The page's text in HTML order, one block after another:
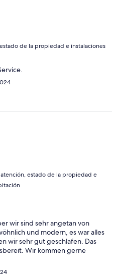
de la propiedad e instalaciones
estado de la propiedad e
wir sind sehr angetan von
und modern, es war alles
wir sehr gut geschlafen. Das
Wir kommen gerne